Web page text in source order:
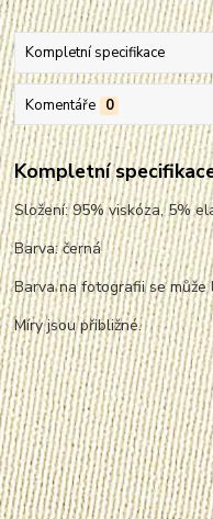
Kompletní specifikace
Komentáře 0
Kompletní
Složení: 95% viskóza, 5%
Barva: černá
Barva na fotografii se
Míry jsou přibližné.